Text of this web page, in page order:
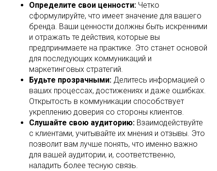
Определите свои ценности: Четко
сформулируйте, что имеет значение для вашего
бренда. Ваши ценности должны быть искренними
и отражать те действия, которые вы
предпринимаете на практике. Это станет основой
для последующих коммуникаций и
маркетинговых стратегий.
Будьте прозрачными: Делитесь информацией о
ваших процессах, достижениях и даже ошибках.
Открытость в коммуникации способствует
укреплению доверия со стороны клиентов.
Слушайте свою аудиторию: Взаимодействуйте
с клиентами, учитывайте их мнения и отзывы. Это
позволит вам лучше понять, что именно важно
для вашей аудитории, и, соответственно,
наладить более тесную связь.